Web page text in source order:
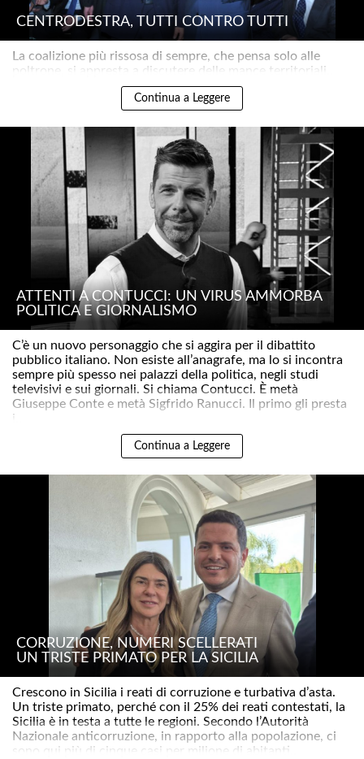
CENTRODESTRA, TUTTI CONTRO TUTTI
La coalizione più rissosa di sempre, che pensa solo alle
poltrone, si appresta a discutere delle mance territoriali..
Continua a Leggere
ATTENTI A CONTUCCI: UN VIRUS AMMORBA
POLITICA E GIORNALISMO
C’è un nuovo personaggio che si aggira per il dibattito
pubblico italiano. Non esiste all’anagrafe, ma lo si incontra
sempre più spesso nei palazzi della politica, negli studi
televisivi e sui giornali. Si chiama Contucci. È metà
Giuseppe Conte e metà Sigfrido Ranucci. Il primo gli presta
i..
Continua a Leggere
CORRUZIONE, NUMERI SCELLERATI
UN TRISTE PRIMATO PER LA SICILIA
Crescono in Sicilia i reati di corruzione e turbativa d’asta.
Un triste primato, perché con il 25% dei reati contestati, la
Sicilia è in testa a tutte le regioni. Secondo l’Autorità
Nazionale anticorruzione, in rapporto alla popolazione, ci
sono qui più di cinque casi per milione di abitanti..